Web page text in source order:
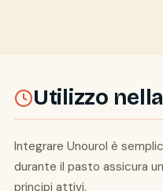
Utilizzo
Integrare Unourol è
durante il pasto assicura
principi attivi.